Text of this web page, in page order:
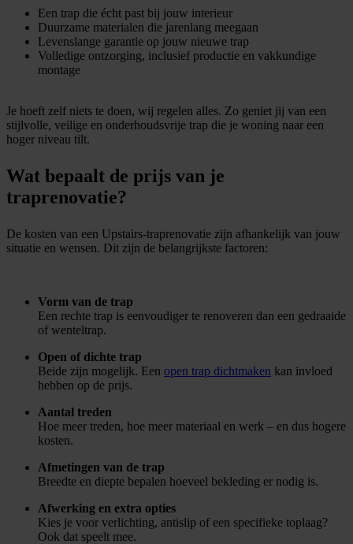
Een trap die écht past bij jouw interieur
Duurzame materialen die jarenlang meegaan
Levenslange garantie op jouw nieuwe trap
Volledige ontzorging, inclusief productie en vakkundige
montage
Je hoeft zelf niets te doen, wij regelen alles. Zo geniet jij van een
stijlvolle, veilige en onderhoudsvrije trap die je woning naar een
hoger niveau tilt.
Wat bepaalt de prijs van je
traprenovatie?
De kosten van een Upstairs-traprenovatie zijn afhankelijk van jouw
situatie en wensen. Dit zijn de belangrijkste factoren:
Vorm van de trap
Een rechte trap is eenvoudiger te renoveren dan een gedraaide
of wenteltrap.
Open of dichte trap
Beide zijn mogelijk. Een open trap dichtmaken kan invloed
hebben op de prijs.
Aantal treden
Hoe meer treden, hoe meer materiaal en werk – en dus hogere
kosten.
Afmetingen van de trap
Breedte en diepte bepalen hoeveel bekleding er nodig is.
Afwerking en extra opties
Kies je voor verlichting, antislip of een specifieke toplaag?
Ook dat speelt mee.